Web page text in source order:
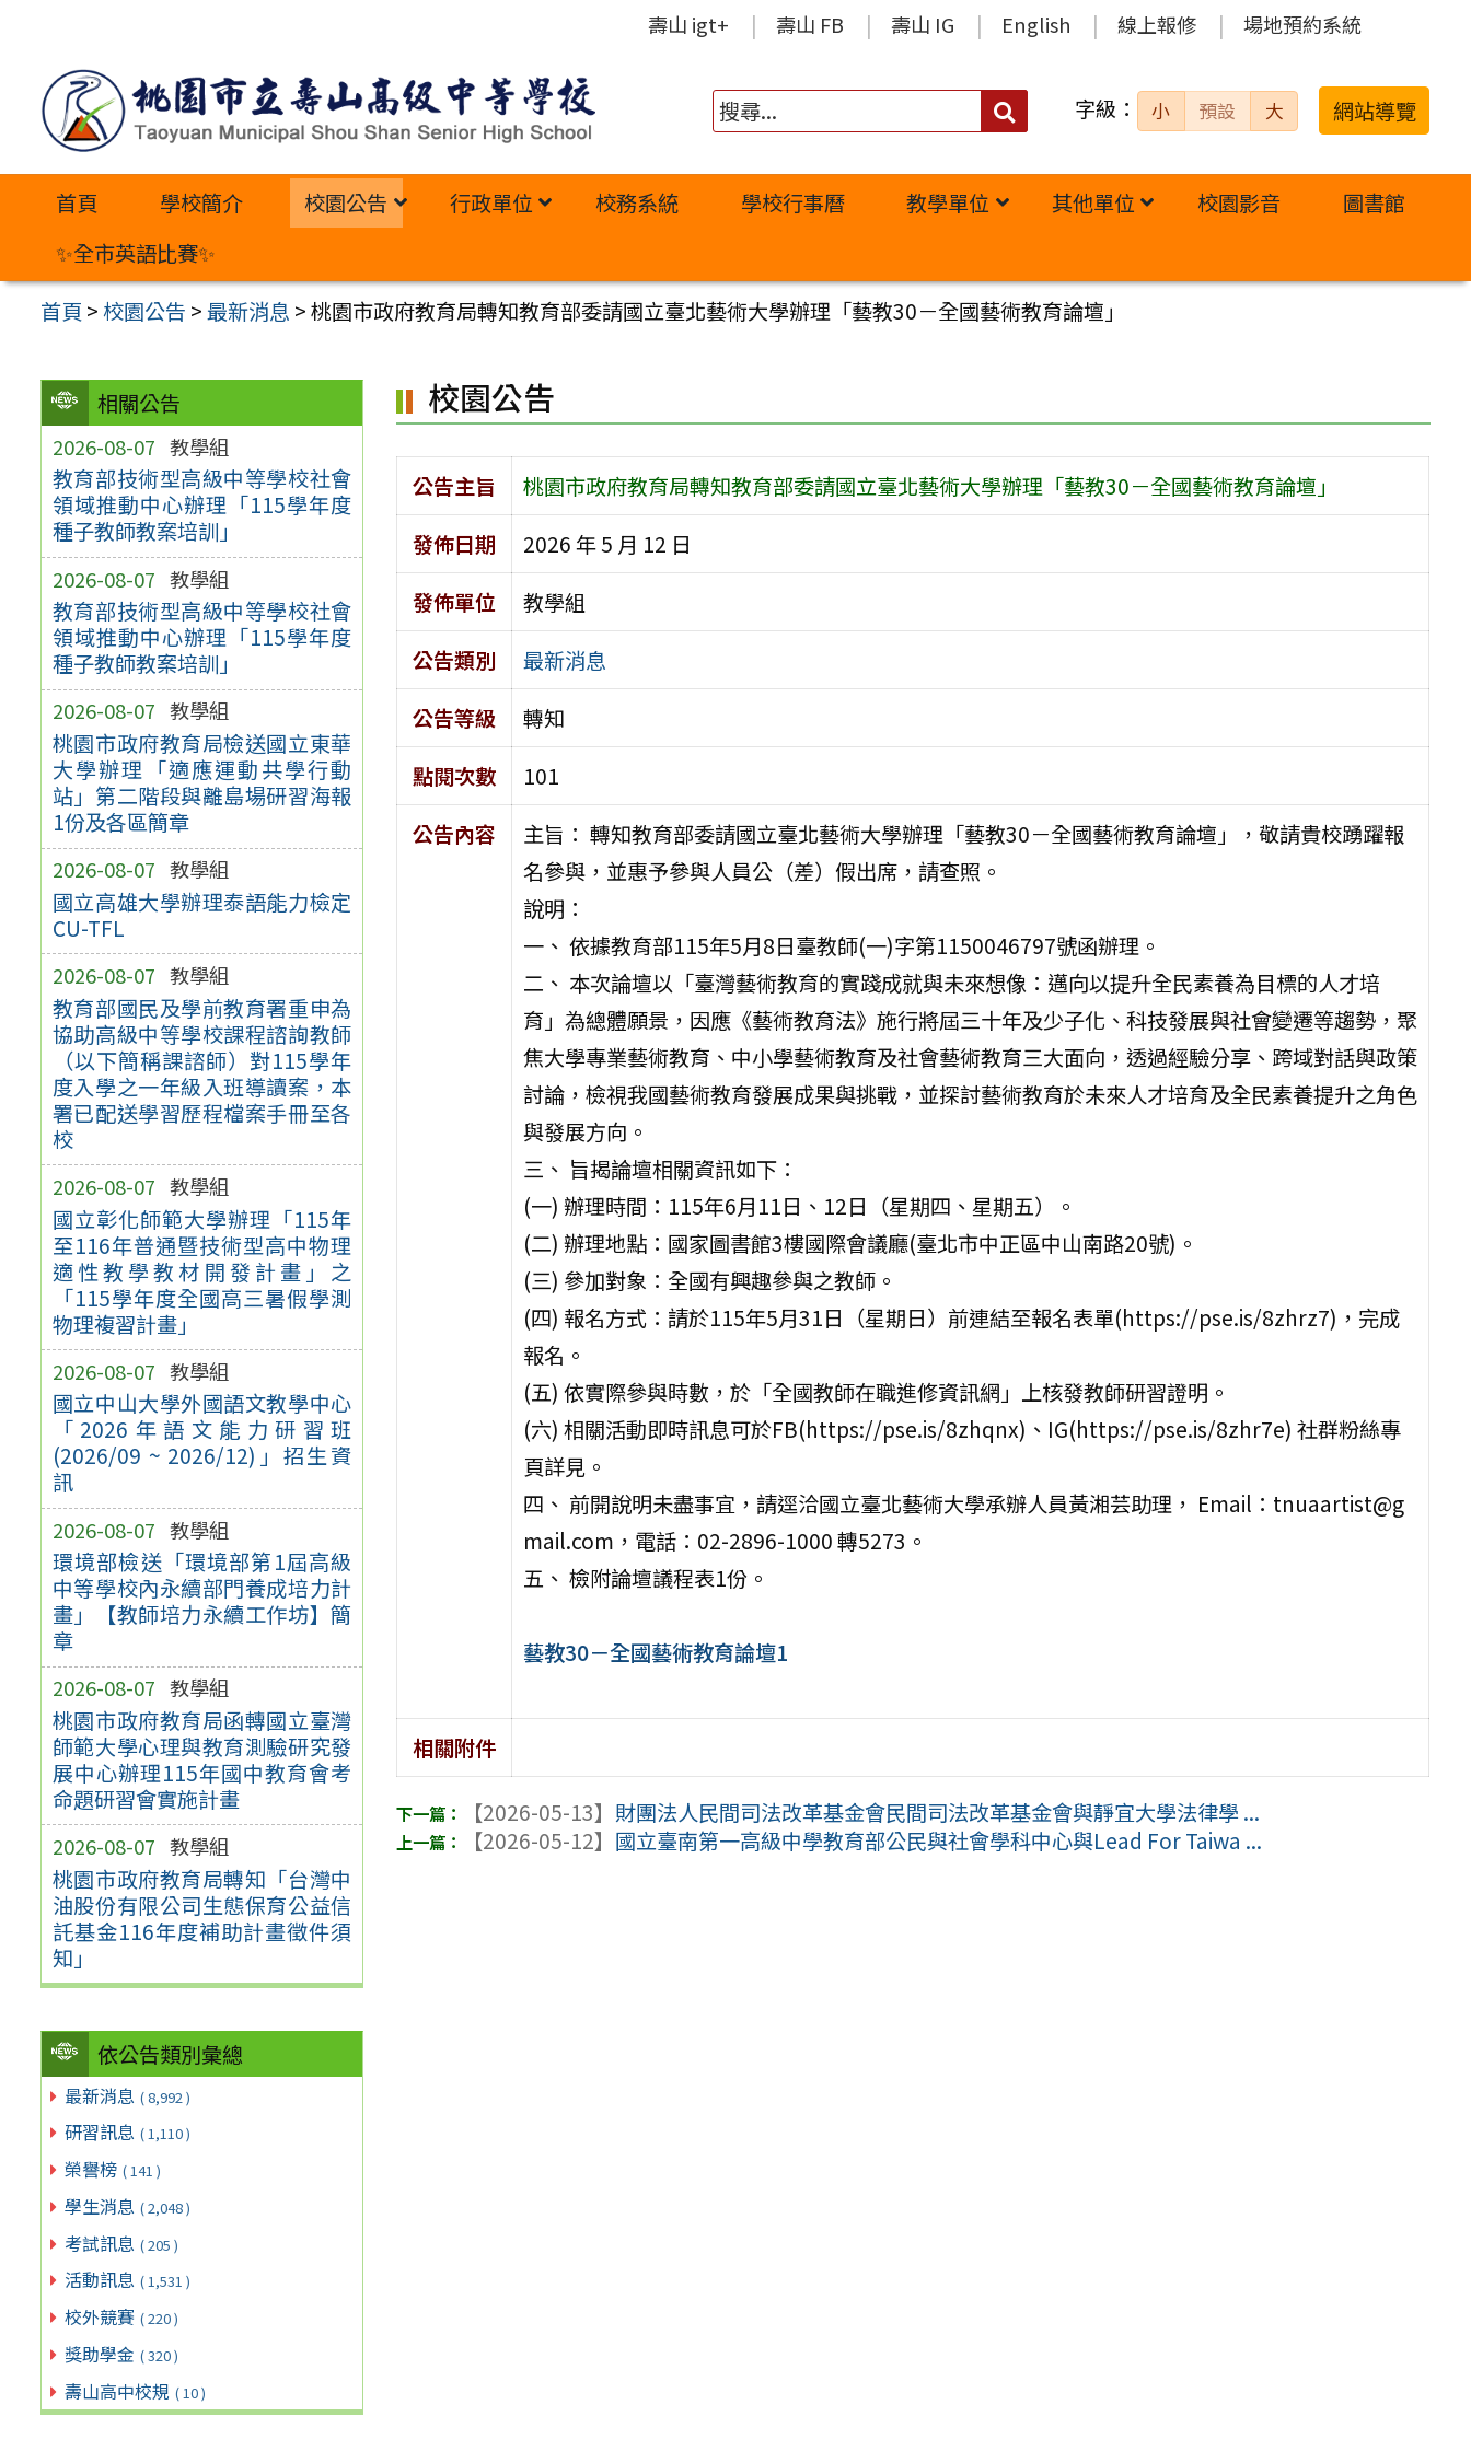
內
壽山 igt+ 壽山 FB 壽山 IG English 線上報修 場地預約系統
搜
字級： 小 預設 大 網站導覽
首頁 學校簡介 校園公告 行政單位 校務系統 學校行事曆 教學單位 其他單位 校園影音
圖書館
✨全市英語比賽✨
首頁 >校園公告 >最新消息 >桃園市政府教育局轉知教育部委請國立臺北藝術大學辦理「藝教30－全國藝術教育論壇」
相關公告
2026-08-07 教學組
教育部技術型高級中等學校社會
領域推動中心辦理「115學年度
種子教師教案培訓」
2026-08-07 教學組
教育部技術型高級中等學校社會
領域推動中心辦理「115學年度
種子教師教案培訓」
2026-08-07 教學組
桃園市政府教育局檢送國立東華
大學辦理「適應運動共學行動
站」第二階段與離島場研習海報
1份及各區簡章
2026-08-07 教學組
國立高雄大學辦理泰語能力檢定
CU-TFL
2026-08-07 教學組
教育部國民及學前教育署重申為
協助高級中等學校課程諮詢教師
（以下簡稱課諮師）對115學年
度入學之一年級入班導讀案，本
署已配送學習歷程檔案手冊至各
校
2026-08-07 教學組
國立彰化師範大學辦理「115年
至116年普通暨技術型高中物理
適性教學教材開發計畫」之
「115學年度全國高三暑假學測
物理複習計畫」
2026-08-07 教學組
國立中山大學外國語文教學中心
「2026年語文能力研習班
(2026/09 ~ 2026/12)」招生資
訊
2026-08-07 教學組
環境部檢送「環境部第1屆高級
中等學校內永續部門養成培力計
畫」【教師培力永續工作坊】簡
章
2026-08-07 教學組
桃園市政府教育局函轉國立臺灣
師範大學心理與教育測驗研究發
展中心辦理115年國中教育會考
命題研習會實施計畫
2026-08-07 教學組
桃園市政府教育局轉知「台灣中
油股份有限公司生態保育公益信
託基金116年度補助計畫徵件須
知」
依公告類別彙總
最新消息 ( 8,992 )
研習訊息 ( 1,110 )
榮譽榜 ( 141 )
學生消息 ( 2,048 )
考試訊息 ( 205 )
活動訊息 ( 1,531 )
校外競賽 ( 220 )
獎助學金 ( 320 )
壽山高中校規 ( 10 )
校園公告
公告主旨
桃園市政府教育局轉知教育部委請國立臺北藝術大學辦理「藝教30－全國藝術教育論壇」
發佈日期
2026 年 5 月 12 日
發佈單位
教學組
公告類別
最新消息
公告等級
轉知
點閱次數
101
公告內容
主旨： 轉知教育部委請國立臺北藝術大學辦理「藝教30－全國藝術教育論壇」，敬請貴校踴躍報
名參與，並惠予參與人員公（差）假出席，請查照。
說明：
一、 依據教育部115年5月8日臺教師(一)字第1150046797號函辦理。
二、 本次論壇以「臺灣藝術教育的實踐成就與未來想像：邁向以提升全民素養為目標的人才培
育」為總體願景，因應《藝術教育法》施行將屆三十年及少子化、科技發展與社會變遷等趨勢，聚
焦大學專業藝術教育、中小學藝術教育及社會藝術教育三大面向，透過經驗分享、跨域對話與政策
討論，檢視我國藝術教育發展成果與挑戰，並探討藝術教育於未來人才培育及全民素養提升之角色
與發展方向。
三、 旨揭論壇相關資訊如下：
(一) 辦理時間：115年6月11日、12日（星期四、星期五）。
(二) 辦理地點：國家圖書館3樓國際會議廳(臺北市中正區中山南路20號)。
(三) 參加對象：全國有興趣參與之教師。
(四) 報名方式：請於115年5月31日（星期日）前連結至報名表單(https://pse.is/8zhrz7)，完成
報名。
(五) 依實際參與時數，於「全國教師在職進修資訊網」上核發教師研習證明。
(六) 相關活動即時訊息可於FB(https://pse.is/8zhqnx)、IG(https://pse.is/8zhr7e) 社群粉絲專
頁詳見。
四、 前開說明未盡事宜，請逕洽國立臺北藝術大學承辦人員黃湘芸助理， Email：tnuaartist@g
mail.com，電話：02-2896-1000 轉5273。
五、 檢附論壇議程表1份。
藝教30－全國藝術教育論壇1
相關附件
【2026-05-13】 財團法人民間司法改革基金會民間司法改革基金會與靜宜大學法律學 ...
【2026-05-12】 國立臺南第一高級中學教育部公民與社會學科中心與Lead For Taiwa ...